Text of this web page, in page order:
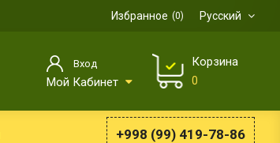
Русский
Избранное 0
Вход
Мой Кабинет
Корзина
0
+998 (99) 419-78-86